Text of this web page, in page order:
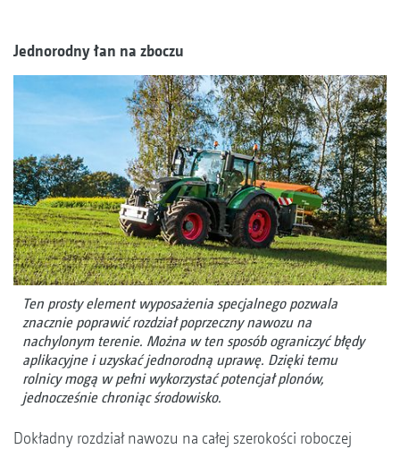
Jednorodny łan na zboczu
Ten prosty element wyposażenia specjalnego pozwala
znacznie poprawić rozdział poprzeczny nawozu na
nachylonym terenie. Można w ten sposób ograniczyć błędy
aplikacyjne i uzyskać jednorodną uprawę. Dzięki temu
rolnicy mogą w pełni wykorzystać potencjał plonów,
jednocześnie chroniąc środowisko.
Dokładny rozdział nawozu na całej szerokości roboczej